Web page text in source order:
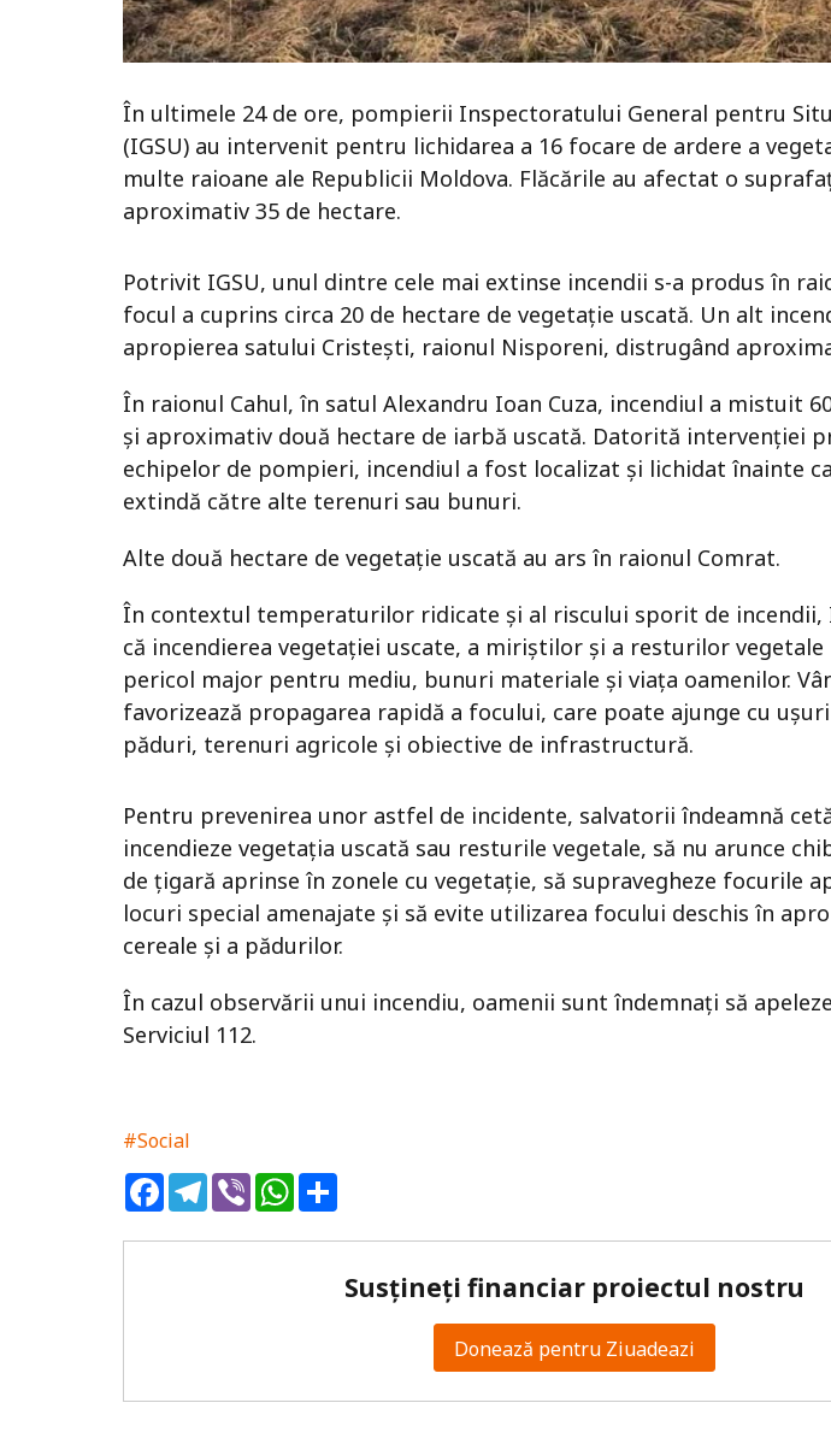
În ultimele 24 de ore, pompierii Inspectoratului General pentru
(IGSU) au intervenit pentru lichidarea a 16 focare de ardere a
multe raioane ale Republicii Moldova. Flăcările au afectat o
aproximativ 35 de hectare.
Potrivit IGSU, unul dintre cele mai extinse incendii s-a produs în
focul a cuprins circa 20 de hectare de vegetație uscată. Un alt
apropierea satului Cristești, raionul Nisporeni, distrugând
În raionul Cahul, în satul Alexandru Ioan Cuza, incendiul a mistuit
și aproximativ două hectare de iarbă uscată. Datorită intervenției
echipelor de pompieri, incendiul a fost localizat și lichidat înainte
extindă către alte terenuri sau bunuri.
Alte două hectare de vegetație uscată au ars în raionul Comrat.
În contextul temperaturilor ridicate și al riscului sporit de incendii,
că incendierea vegetației uscate, a miriștilor și a resturilor
pericol major pentru mediu, bunuri materiale și viața oamenilor.
favorizează propagarea rapidă a focului, care poate ajunge cu
păduri, terenuri agricole și obiective de infrastructură.
Pentru prevenirea unor astfel de incidente, salvatorii îndeamnă
incendieze vegetația uscată sau resturile vegetale, să nu arunce
de țigară aprinse în zonele cu vegetație, să supravegheze focurile
locuri special amenajate și să evite utilizarea focului deschis în
cereale și a pădurilor.
În cazul observării unui incendiu, oamenii sunt îndemnați să
Serviciul 112.
#Social
FacebookTelegram
ViberWhatsApp
Susțineți financiar proiectul nostru
Donează pentru Ziuadeazi